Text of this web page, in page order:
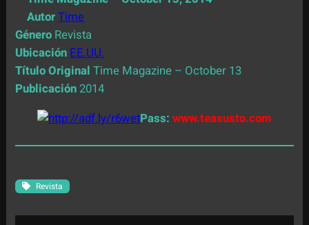
AutorTime
Género Revista
Ubicación EE.UU.
Título OriginalTime Magazine – October 13
Publicación 2014
Pass: www.teasusto.com
Revista